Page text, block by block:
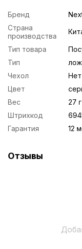
Бренд
Страна
производства
Тип товара
Тип
Чехол
Нет
Цвет
Вес
27 г
Штрихкод
Гарантия
12
Отзывы